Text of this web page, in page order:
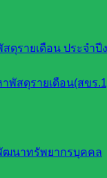
ดุรายเดือน ประจำ
พัสดุรายเดือน(สขร
ฒนาทรัพยากรบุคคล